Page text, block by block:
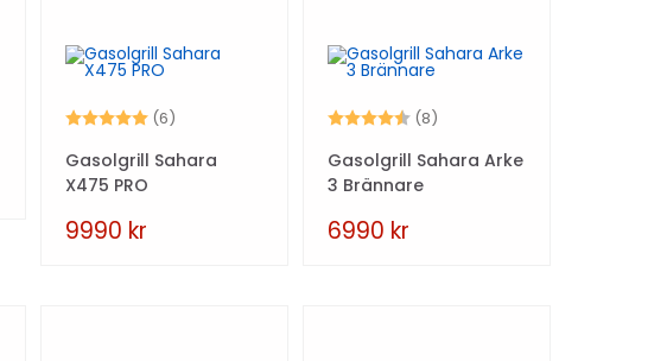
Betyg: (6)
Gasolgrill Sahara
X475 PRO
9990 kr
Betyg: (8)
Gasolgrill Sahara Arke
3 Brännare
6990 kr